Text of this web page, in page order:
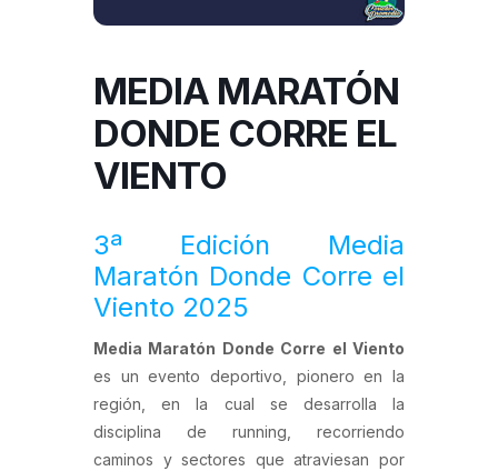
MEDIA MARATÓN
DONDE CORRE EL
VIENTO
3ª Edición Media
Maratón Donde Corre el
Viento 2025
Media Maratón Donde Corre el Viento
es un evento deportivo, pionero en la
región, en la cual se desarrolla la
disciplina de running, recorriendo
caminos y sectores que atraviesan por